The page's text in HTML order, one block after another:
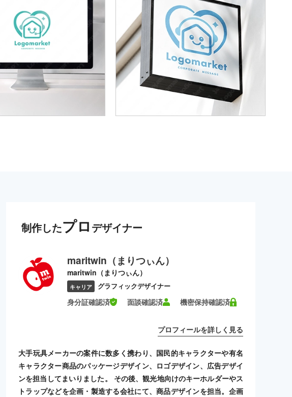
制作したプロ デザイナー
maritwin（まりつぃん）
maritwin（まりつぃん）
キャリア グラフィックデザイナー
身分証確認済 面談確認済 機密保持確認済
プロフィールを詳しく見る
大手玩具メーカーの案件に数多く携わり、国民的キャラクターや有名
キャラクター商品のパッケージデザイン、ロゴデザイン、広告デザイ
ンを担当してまいりました。 その後、観光地向けのキーホルダーやス
トラップなどを企画・製造する会社にて、商品デザインを担当。企画